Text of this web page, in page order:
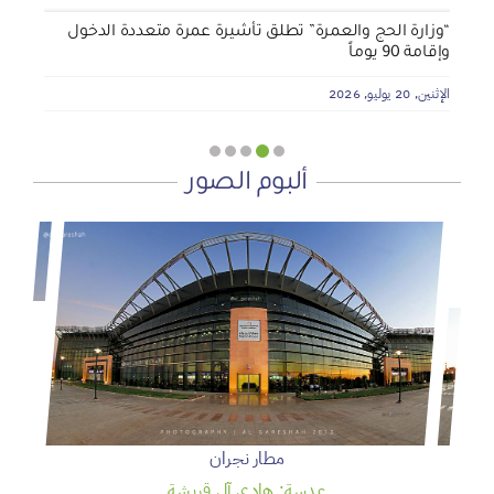
“وزارة الحج والعمرة” تطلق تأشيرة عمرة متعددة الدخول
وإقامة 90 يوماً
الإثنين, 20 يوليو, 2026
ألبوم الصور